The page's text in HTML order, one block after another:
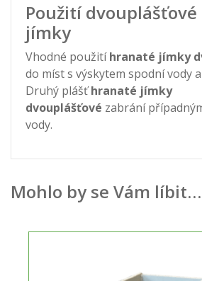
Použití
jímky
Vhodné použitíhranaté jímky
do míst s výskytem spodní vody
Druhý plášťhranaté jímky
dvouplášťové zabrání
vody.
Mohlo by se Vám líbit…